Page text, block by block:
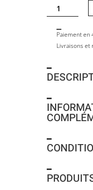
quantité
de
YOTTO
CAROPaiement en
Livraisons et